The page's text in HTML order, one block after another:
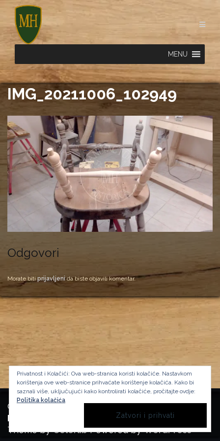
Skip
content
MENU
IMG_20211006_102949
Odgovori
Morate biti prijavljenida biste objavili komentar.
Copyright Manufactura Historica, 2024.
Background image by kbzaon Freepik
Theme byColorlibPowered byWordPress BACK
Privatnost i Kolačići: Ova web-stranica koristi kolačiće. Nastavkom
korištenja ove web-stranice prihvaćate korištenje kolačića. Kako bi
saznali više, uključujući kako kontrolirati kolačiće, pročitajte ovdje:
Politika kolačića